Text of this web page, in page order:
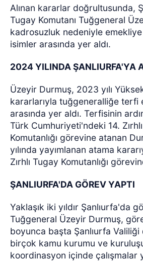
Alınan kararlar doğrultusunda,
Tugay Komutanı Tuğgeneral
kadrosuzluk nedeniyle
isimler arasında yer aldı.
2024 YILINDA ŞANLIURFA'YA
Üzeyir Durmuş, 2023 yılı
kararlarıyla tuğgeneralliğe terfi
arasında yer aldı. Terfisinin
Türk Cumhuriyeti'ndeki 14.
Komutanlığı görevine atanan
yılında yayımlanan atama
Zırhlı Tugay Komutanlığı
ŞANLIURFA'DA GÖREV YAPTI
Yaklaşık iki yıldır Şanlıurfa'da
Tuğgeneral Üzeyir Durmuş,
boyunca başta Şanlıurfa
birçok kamu kurumu ve
koordinasyon içinde çalışmalar